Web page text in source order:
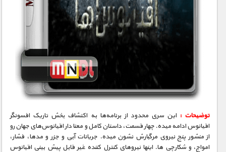
توضیحات :این سری محدود از برنامه‌ها به اکتشاف بخش تاریک افسونگر
اقیانوس ادامه میده. چهار قسمت، داستان کامل و معنا دار اقیانوس‌های جهان رو
از منشور پنج نیروی مرگبارش نشون میده. جریانات آبی و جزر و مدها، فشار،
امواج، و شکارچی ها. اینها نیروهای کنترل کننده غیر قابل پیش بینی اقیانوس